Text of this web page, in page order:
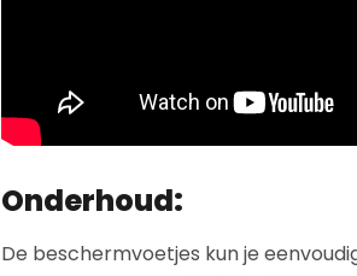
Onderhoud:
De beschermvoetjes kun je